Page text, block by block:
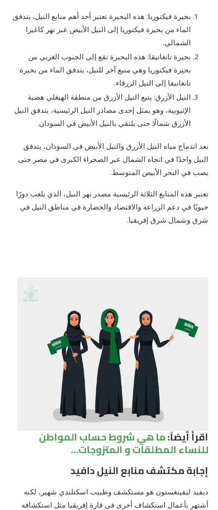
بحيرة فيكتوريا: هذه البحيرة تعتبر أحد أهم منابع النيل، يتدفق
الماء من بحيرة فيكتوريا إلى النيل الأبيض عبر نهر كاغيرا
الشمالي.
بحيرة تانغانيقا: هذه البحيرة تقع إلى الجنوب الغربي من
بحيرة فيكتوريا وهي منبع آخر للنيل، يتدفق الماء من بحيرة
تانغانيقا إلى النيل الزرقاء.
النيل الأزرق: ينبع النيل الأزرق من منطقة الهيغلي هضبة
الإثيوبية، وهو يمثل إحدى مصادر النيل الرئيسية، يتدفق النيل
الأزرق شمالًا حتى يلتقي بالنيل الأبيض في السودان.
بعد اندماج مياه النيل الأزرق والنيل الأبيض في السودان، يتدفق
النيل واحدًا في اتجاه الشمال عبر الصحراء الكبرى في مصر حتى
يصب في البحر الأبيض المتوسط.
تعتبر هذه المنابع الثلاثة الرئيسية مصدر نهر النيل، الذي يلعب دورًا
حيويًا في دعم الزراعة والاقتصاد والحضارة في مناطق النيل في
شرق وشمال شرق إفريقيا.
اقرأ أيضاً:ما هي شروط حساب المواطن
للنساء المطلقات و المتزوجات…
إجابة مكتشف منابع النيل دافيد
ديفيد ليفينغستون هو مستكشف وطبيب اسكتلندي شهير، لكنه
أشتهر بأعمال استكشاف أخرى في قارة إفريقيا مثل استكشافه